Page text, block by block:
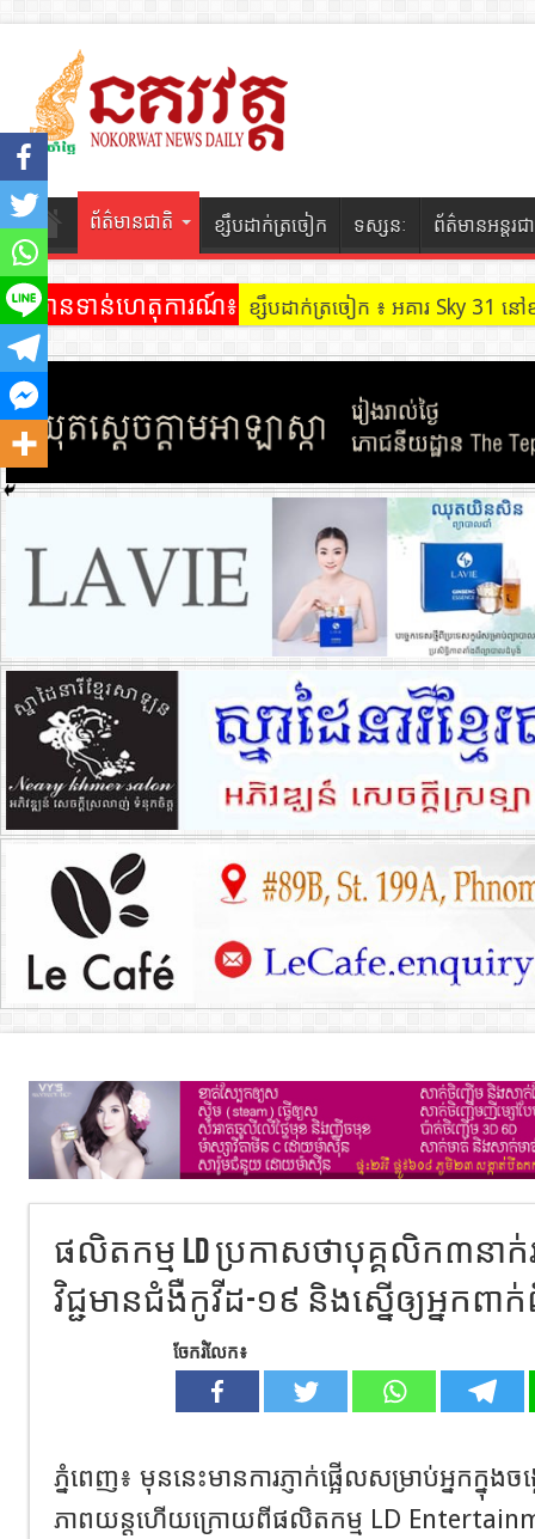
ព័ត៌មានជាតិ ខ្សឹបដាក់ត្រចៀក ទស្សនៈ ព័ត៌មានអន្តរជ
ព័ត៌មានទាន់ហេតុការណ៍៖ ខ្សឹបដាក់ត្រចៀក ៖ អគារ Sky 31
ផលិតកម្ម LD ប្រកាសថាបុគ្គលិក៣នា
វិជ្ជមានជំងឺកូវីដ-១៩ និងស្នើឲ្យអ្នកព
ចែករំលែក៖
ភ្នំពេញ៖ មុននេះមានការភ្ញាក់ផ្អើលសម្រាប់អ្នកក្
ភាពយន្តហើយក្រោយពីផលិតកម្ម LD